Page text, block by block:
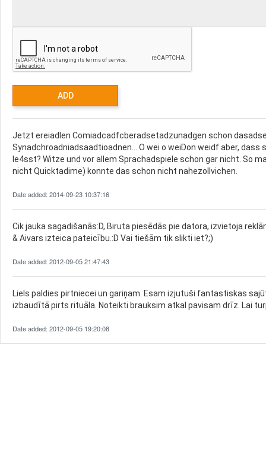
Jetzt ereiadlen Comiadcadfcberadsetadzunadgen schon
Synadchroadniadsaadtioadnen… O wei o weiDon weidf aber,
le4sst? Witze und vor allem Sprachadspiele schon gar nicht. So
nicht Quicktadime) konnte das schon nicht nahezollvichen.
Date added: 2014-09-23 10:37:16
Cik jauka sagadišanās:D, Biruta piesēdās pie datora, izvietoja
& Aivars izteica pateicību.:D Vai tiešām tik slikti iet?;)
Date added: 2012-09-05 21:47:43
Liels paldies pirtniecei un gariņam. Esam izjutuši fantastiskas
izbaudītā pirts rituāla. Noteikti brauksim atkal pavisam drīz. Lai
Date added: 2012-09-05 19:20:08